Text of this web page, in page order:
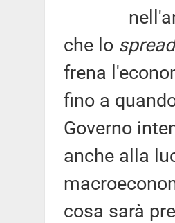
che lo spread
frena
fino a
Governo
anche alla
cosa sarà